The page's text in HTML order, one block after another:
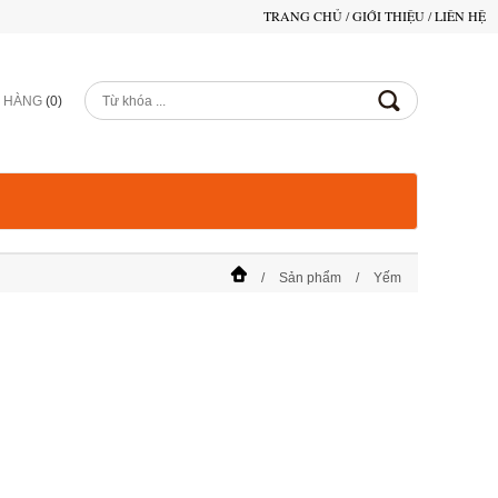
TRANG CHỦ/GIỚI THIỆU/LIÊN HỆ
(0)
Sản phẩm Yếm